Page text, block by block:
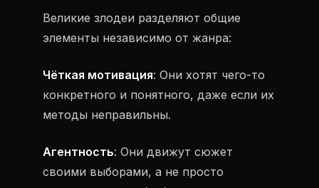
Великие злодеи разделяют общие
элементы независимо от жанра:
Чёткая мотивация: Они хотят чего-то
конкретного и понятного, даже если их
методы неправильны.
Агентность: Они движут сюжет
своими выборами, а не просто